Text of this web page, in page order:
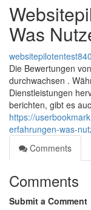
Was
Die Bewertungen
durchwachsen .
Dienstleistungen
berichten, gibt es
https://
erfahrungen-was-
Comments
Comments
Submit a Comment